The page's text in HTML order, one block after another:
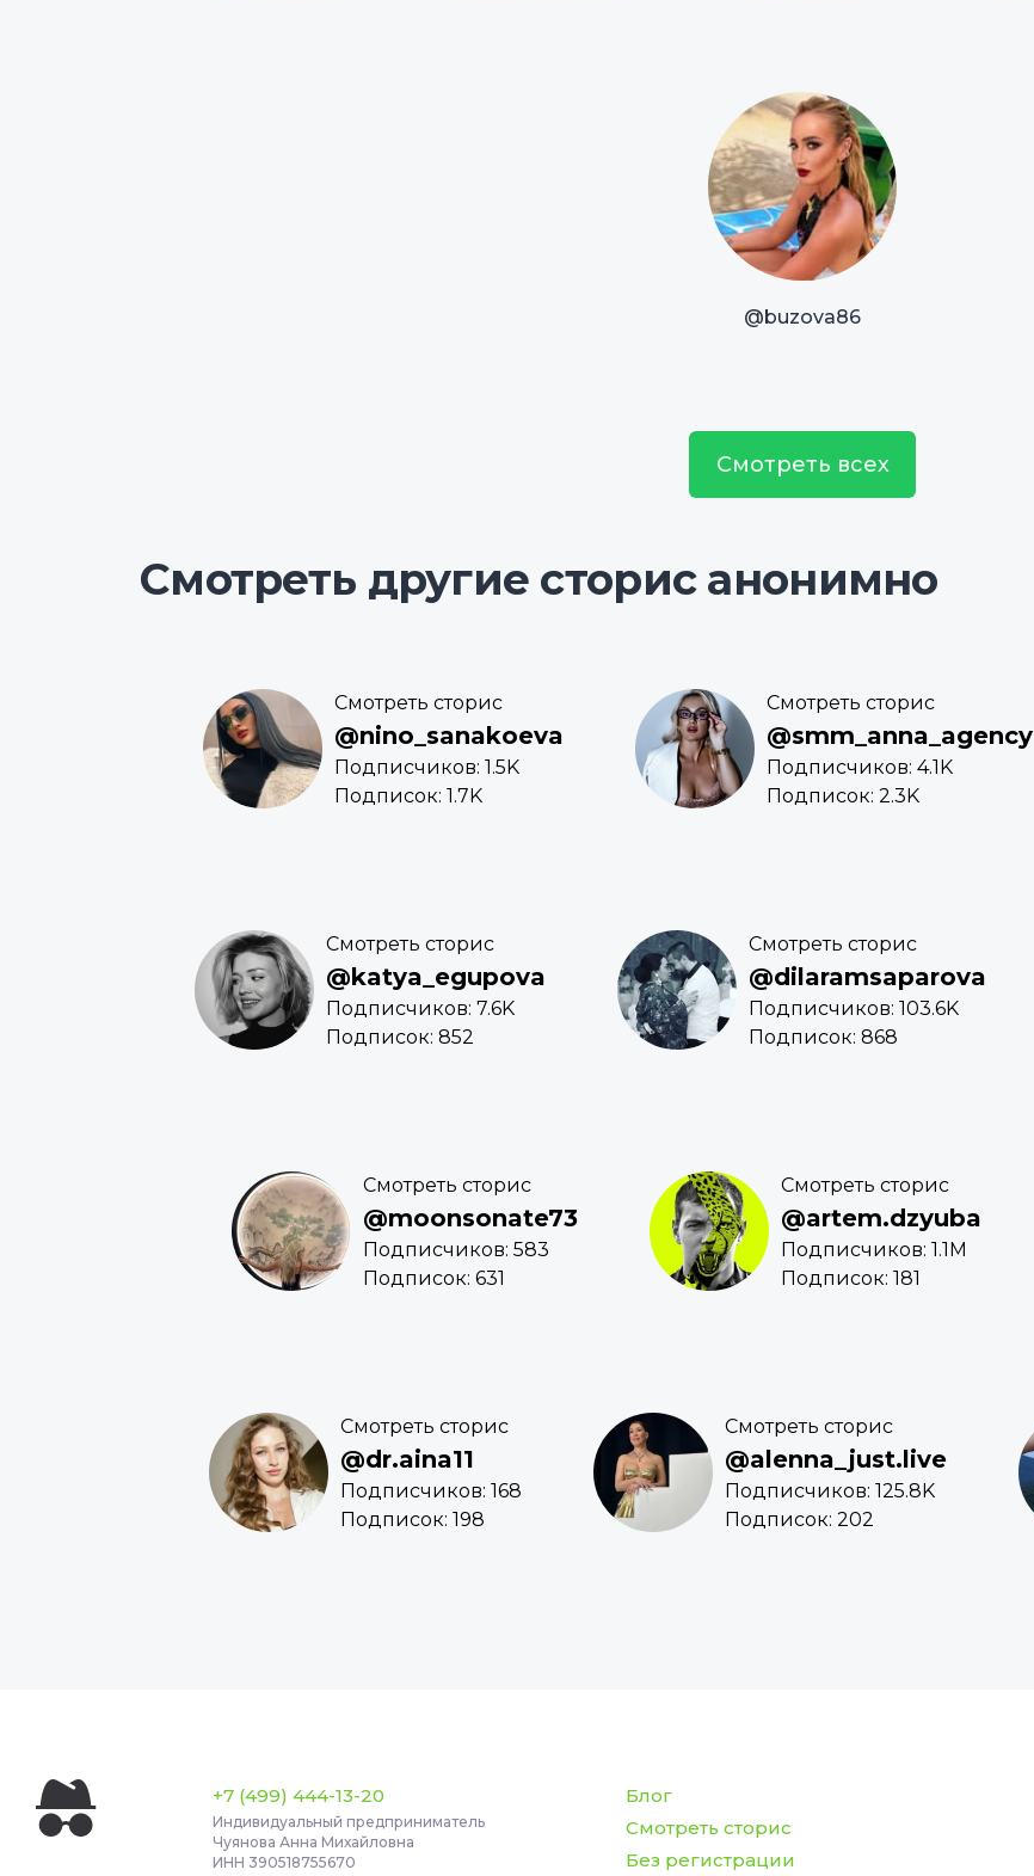
@buzova86
Смотреть всех
Смотреть другие сторис анонимно
Смотреть сторис
@nino_sanakoeva
Подписчиков: 1.5K
Подписок: 1.7K
Смотреть сторис
@smm_anna_agency
Подписчиков: 4.1K
Подписок: 2.3K
Смотреть сторис
@katya_egupova
Подписчиков: 7.6K
Подписок: 852
Смотреть сторис
@dilaramsaparova
Подписчиков: 103.6K
Подписок: 868
Смотреть сторис
@moonsonate73
Подписчиков: 583
Подписок: 631
Смотреть сторис
@artem.dzyuba
Подписчиков: 1.1M
Подписок: 181
Смотреть сторис
@dr.aina11
Подписчиков: 168
Подписок: 198
Смотреть сторис
@alenna_just.live
Подписчиков: 125.8K
Подписок: 202
+7 (499) 444-13-20
Индивидуальный предприниматель
Чуянова Анна Михайловна
ИНН 390518755670
Блог
Смотреть сторис
Без регистрации